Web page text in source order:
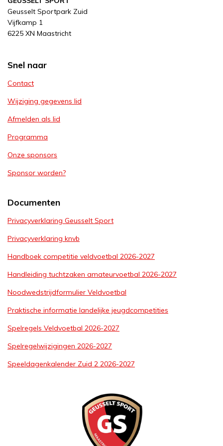
e
b
o
Geusselt Sportpark Zuid
Vijfkamp 1
6225 XN Maastricht
Snel naar
Contact
Wijziging gegevens lid
Afmelden als lid
Programma
Onze sponsors
Sponsor worden?
Documenten
Privacyverklaring Geusselt Sport
Privacyverklaring knvb
Handboek competitie veldvoetbal 2026-2027
Handleiding tuchtzaken amateurvoetbal 2026-2027
Noodwedstrijdformulier Veldvoetbal
Praktische informatie landelijke jeugdcompetities
Spelregels Veldvoetbal 2026-2027
Spelregelwijzigingen 2026-2027
Speeldagenkalender Zuid 2 2026-2027